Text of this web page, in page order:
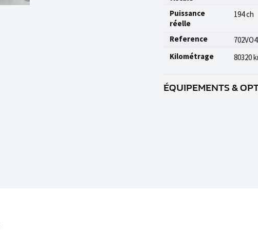
Puissance
réelle
194 ch
Reference
Kilométrage
80320
ÉQUIPEMENTS &